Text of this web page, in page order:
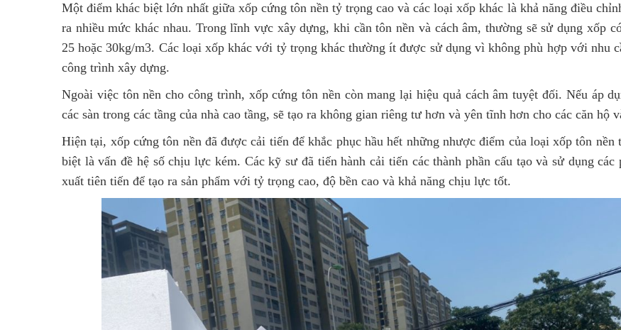
Một điểm khác biệt lớn nhất giữaxốp cứng tôn nềntỷ trọng cao và các loại xốp khác là khả năng điều
ra nhiều mức khác nhau. Trong lĩnh vực xây dựng, khi cần tôn nền và cách âm, thường sẽ sử dụng xốp
25 hoặc 30kg/m3. Các loại xốp khác với tỷ trọng khác thường ít được sử dụng vì không phù hợp với nhu
công trình xây dựng.
Ngoài việc tôn nền cho công trình, xốp cứng tôn nềncòn mang lại hiệu quả cách âm tuyệt đối. Nếu áp
các sàn trong các tầng của nhà cao tầng, sẽ tạo ra không gian riêng tư hơn và yên tĩnh hơn cho các căn hộ
Hiện tại, xốp cứng tôn nền đã được cải tiến để khắc phục hầu hết những nhược điểm của loại xốp tôn nền
biệt là vấn đề hệ số chịu lực kém. Các kỹ sư đã tiến hành cải tiến các thành phần cấu tạo và sử dụng các
xuất tiên tiến để tạo ra sản phẩm với tỷ trọng cao, độ bền cao và khả năng chịu lực tốt.